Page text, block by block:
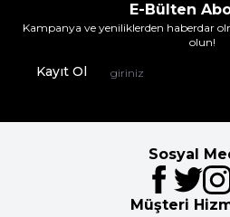
E-Bülten
Kampanya ve yeniliklerden haberdar
olun!
Kayıt Ol
Sosyal
Müşteri